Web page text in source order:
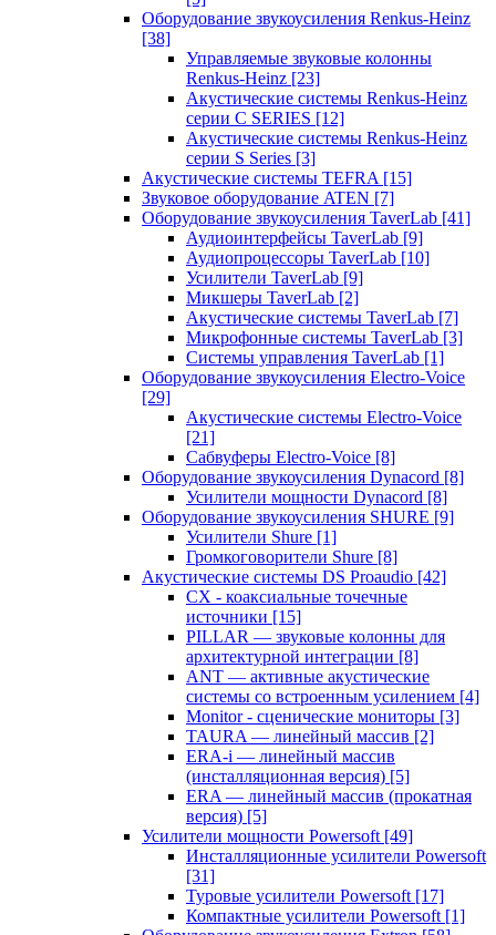
Оборудование звукоусиления Renkus-Heinz
[38]
Управляемые звуковые колонны
Renkus-Heinz [23]
Акустические системы Renkus-Heinz
серии C SERIES [12]
Акустические системы Renkus-Heinz
серии S Series [3]
Акустические системы TEFRA [15]
Звуковое оборудование ATEN [7]
Оборудование звукоусиления TaverLab [41]
Аудиоинтерфейсы TaverLab [9]
Аудиопроцессоры TaverLab [10]
Усилители TaverLab [9]
Микшеры TaverLab [2]
Акустические системы TaverLab [7]
Микрофонные системы TaverLab [3]
Системы управления TaverLab [1]
Оборудование звукоусиления Electro-Voice
[29]
Акустические системы Electro-Voice
[21]
Сабвуферы Electro-Voice [8]
Оборудование звукоусиления Dynacord [8]
Усилители мощности Dynacord [8]
Оборудование звукоусиления SHURE [9]
Усилители Shure [1]
Громкоговорители Shure [8]
Акустические системы DS Proaudio [42]
CX - коаксиальные точечные
источники [15]
PILLAR — звуковые колонны для
архитектурной интеграции [8]
ANT — активные акустические
системы со встроенным усилением [4]
Monitor - сценические мониторы [3]
TAURA — линейный массив [2]
ERA-i — линейный массив
(инсталляционная версия) [5]
ERA — линейный массив (прокатная
версия) [5]
Усилители мощности Powersoft [49]
Инсталляционные усилители Powersoft
[31]
Туровые усилители Powersoft [17]
Компактные усилители Powersoft [1]